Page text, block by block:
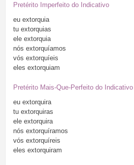
Pretérito Imperfeito do Indicativo
eu extorquia
tu extorquias
ele extorquia
nós extorquíamos
vós extorquíeis
eles extorquiam
Pretérito Mais-Que-Perfeito do Indicativo
eu extorquira
tu extorquiras
ele extorquira
nós extorquíramos
vós extorquíreis
eles extorquiram